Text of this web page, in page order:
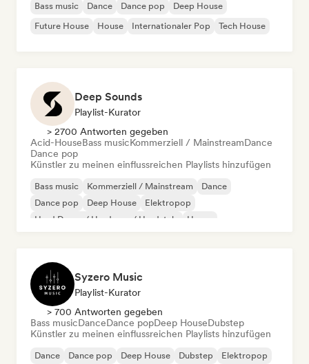
Bass music Dance Dance pop
Deep House
Future House
House Internationaler Pop Tech House
Deep Sounds
Playlist-Kurator
> 2700 Antworten gegeben
Acid-HouseBass musicKommerziell / MainstreamDance
Dance pop
Künstler zu meinen einflussreichen Playlists hinzufügen
Bass music Kommerziell / Mainstream
Dance
Dance pop
Deep House
Elektropop
Hard Dance / Hardcore / Hardstyle
House
Syzero Music
Playlist-Kurator
> 700 Antworten gegeben
Bass musicDanceDance popDeep HouseDubstep
Künstler zu meinen einflussreichen Playlists hinzufügen
Dance Dance pop Deep House Dubstep Elektropop